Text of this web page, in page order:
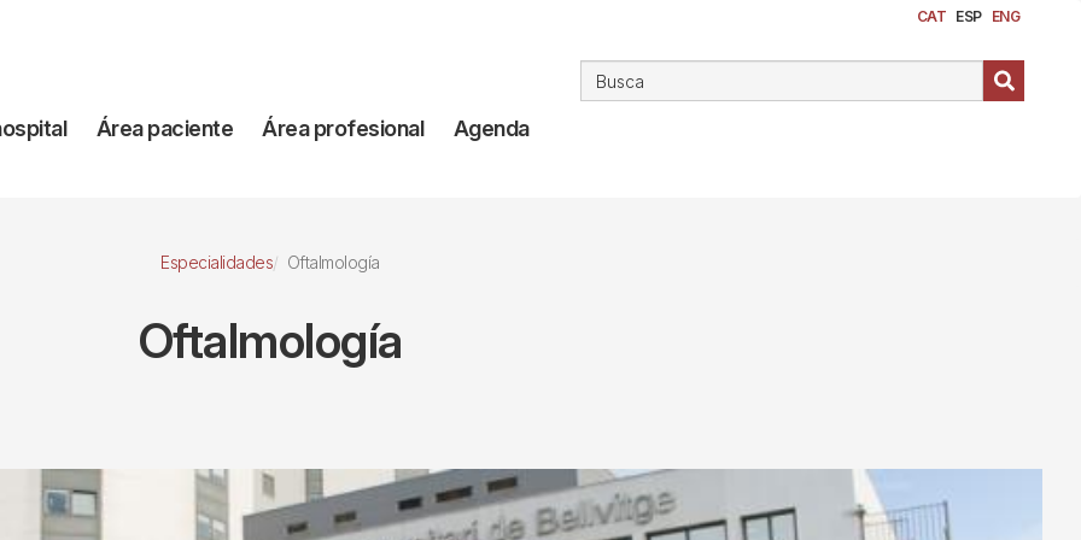
CAT ESP ENG
Área paciente Área profesional Agenda
Especialidades Oftalmología
Oftalmología